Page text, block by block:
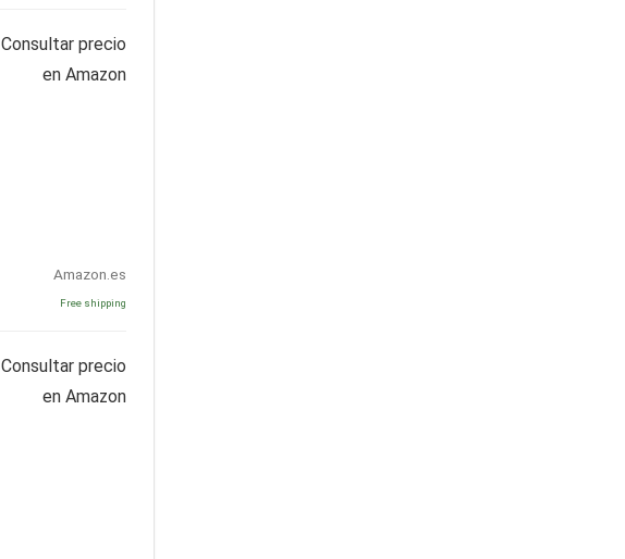
Consultar precio
en Amazon
Amazon.es
Free shipping
Consultar precio
en Amazon